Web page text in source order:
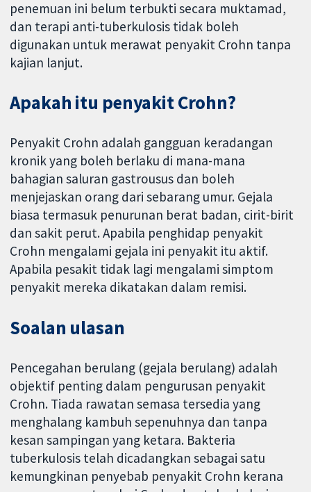
penemuan ini belum terbukti secara muktamad,
dan terapi anti-tuberkulosis tidak boleh
digunakan untuk merawat penyakit Crohn tanpa
kajian lanjut.
Apakah itu penyakit Crohn?
Penyakit Crohn adalah gangguan keradangan
kronik yang boleh berlaku di mana-mana
bahagian saluran gastrousus dan boleh
menjejaskan orang dari sebarang umur. Gejala
biasa termasuk penurunan berat badan, cirit-birit
dan sakit perut. Apabila penghidap penyakit
Crohn mengalami gejala ini penyakit itu aktif.
Apabila pesakit tidak lagi mengalami simptom
penyakit mereka dikatakan dalam remisi.
Soalan ulasan
Pencegahan berulang (gejala berulang) adalah
objektif penting dalam pengurusan penyakit
Crohn. Tiada rawatan semasa tersedia yang
menghalang kambuh sepenuhnya dan tanpa
kesan sampingan yang ketara. Bakteria
tuberkulosis telah dicadangkan sebagai satu
kemungkinan penyebab penyakit Crohn kerana